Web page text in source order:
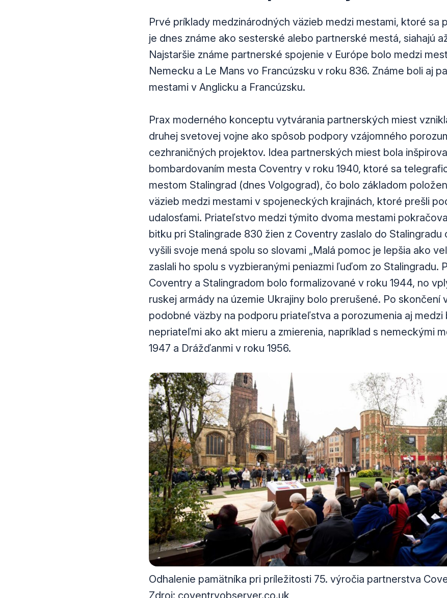
Prvé príklady medzinárodných väzieb medzi mestami, ktoré sa
je dnes známe ako sesterské alebo partnerské mestá, siahajú
Najstaršie známe partnerské spojenie v Európe bolo medzi
Nemecku a Le Mans vo Francúzsku v roku 836. Známe boli aj
mestami v Anglicku a Francúzsku.
Prax moderného konceptu vytvárania partnerských miest
druhej svetovej vojne ako spôsob podpory vzájomného
cezhraničných projektov. Idea partnerských miest bola
bombardovaním mesta Coventry v roku 1940, ktoré sa
mestom Stalingrad (dnes Volgograd), čo bolo základom
väzieb medzi mestami v spojeneckých krajinách, ktoré prešli
udalosťami. Priateľstvo medzi týmito dvoma mestami
bitku pri Stalingrade 830 žien z Coventry zaslalo do Stalingradu
vyšili svoje mená spolu so slovami „Malá pomoc je lepšia ako
zaslali ho spolu s vyzbieranými peniazmi ľuďom zo Stalingradu.
Coventry a Stalingradom bolo formalizované v roku 1944, no
ruskej armády na územie Ukrajiny bolo prerušené. Po skončení
podobné väzby na podporu priateľstva a porozumenia aj medzi
nepriateľmi ako akt mieru a zmierenia, napríklad s nemeckými
1947 a Drážďanmi v roku 1956.
Odhalenie pamätníka pri príležitosti 75. výročia partnerstva